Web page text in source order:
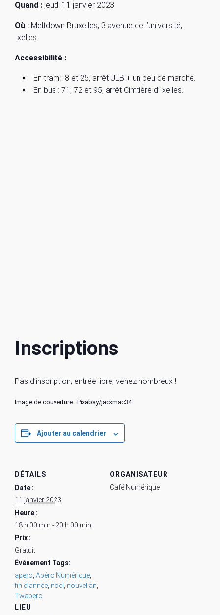
Quand : jeudi 11 janvier 2023
Où : Meltdown Bruxelles, 3 avenue de l’université,
Ixelles
Accessibilité :
En tram : 8 et 25, arrêt ULB + un peu de marche.
En bus : 71, 72 et 95, arrêt Cimtière d’Ixelles.
Inscriptions
Pas d’inscription, entrée libre, venez nombreux !
Image de couverture : Pixabay/jackmac34
Ajouter au calendrier
DÉTAILS
Date :
11 janvier 2023
Heure :
18 h 00 min - 20 h 00 min
Prix :
Gratuit
Évènement Tags:
apero, Apéro Numérique,
fin d'année, noël , nouvel an,
Twapero
LIEU
ORGANISATEUR
Café Numérique